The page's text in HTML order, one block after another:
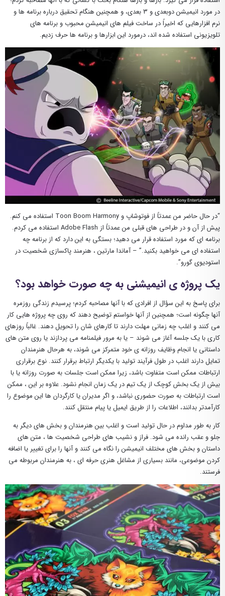
در مورد انیمیشن دوبعدی و ۳ بعدی، و همچنین هنگام تحقیق درباره برنامه ها و
نرم افزارهایی که اخیراً در ساخت فیلم های انیمیشن محبوب و برنامه های
تلویزیونی استفاده شده اند، درمورد این ابزارها و برنامه ها حرف زدیم.
“در حال حاضر من عمدتاً از فوتوشاپ و Toon Boom Harmony استفاده می کنم.
پیش از آن و در طراحی های قبلی من عمدتاً از Adobe Flash استفاده می کردم.
برنامه ای که مورد استفاده قرار می دهید؛ بستگی به این دارد که از برنامه چه
استفاده ای می خواهید بکنید.” – آماندا مارتین ، هنرمند پاکسازی شخصیت در
استودیوی گورو”.
یک پروژه ی انیمیشنی به چه صورت خواهد بود؟
برای پاسخ به این سؤال از افرادی که با آنها مصاحبه کردم؛ پرسیدم زندگی روزمره
آنها چگونه است؛ همچنین از آنها خواستم توضیح دهند که روی چه پروژه هایی کار
می کنند و اغلب چه زمانی مهلت دارند تا کارهای شان را تحویل دهند. غالباً روزهای
کاری با یک جلسه آغاز می شوند – یا به مرور فیلمنامه می پردازند یا روی متن های
داستانی یا انجام وظایف روزانه ی خود متمرکز می شوند، به هرحال هنرمندان
تمایل دارند اغلب در طول فرآیند تولید با یکدیگر ارتباط برقرار کنند. نوع برقراری
ارتباطات ممکن است متفاوت باشد، زیرا ممکن است جلسات به صورت روزانه یا با
بیش از یک بخش کوچک از یک تیم در یک زمان انجام نشود. علاوه بر این ، ممکن
است ارتباطات به صورت حضوری نباشد، و اگر مدیران یا کارگردان ها این موضوع را
کارآمدتر بدانند، اطلاعات را از طریق ایمیل یا پیام منتقل کنند.
کار به طور مداوم در حال تولید است و اغلب بین هنرمندان و بخش های دیگر به
جلو و عقب رانده می شود. فراز و نشیب های طراحی شخصیت ها ، متن های
داستان و بخش های مختلف انیمیشن را نگاه می کنند و آنها را برای تغییر یا اضافه
کردن موضوعی، مانند بسیاری از مشاغل هنری حرفه ای ، به هنرمندان مربوطه می
فرستند.